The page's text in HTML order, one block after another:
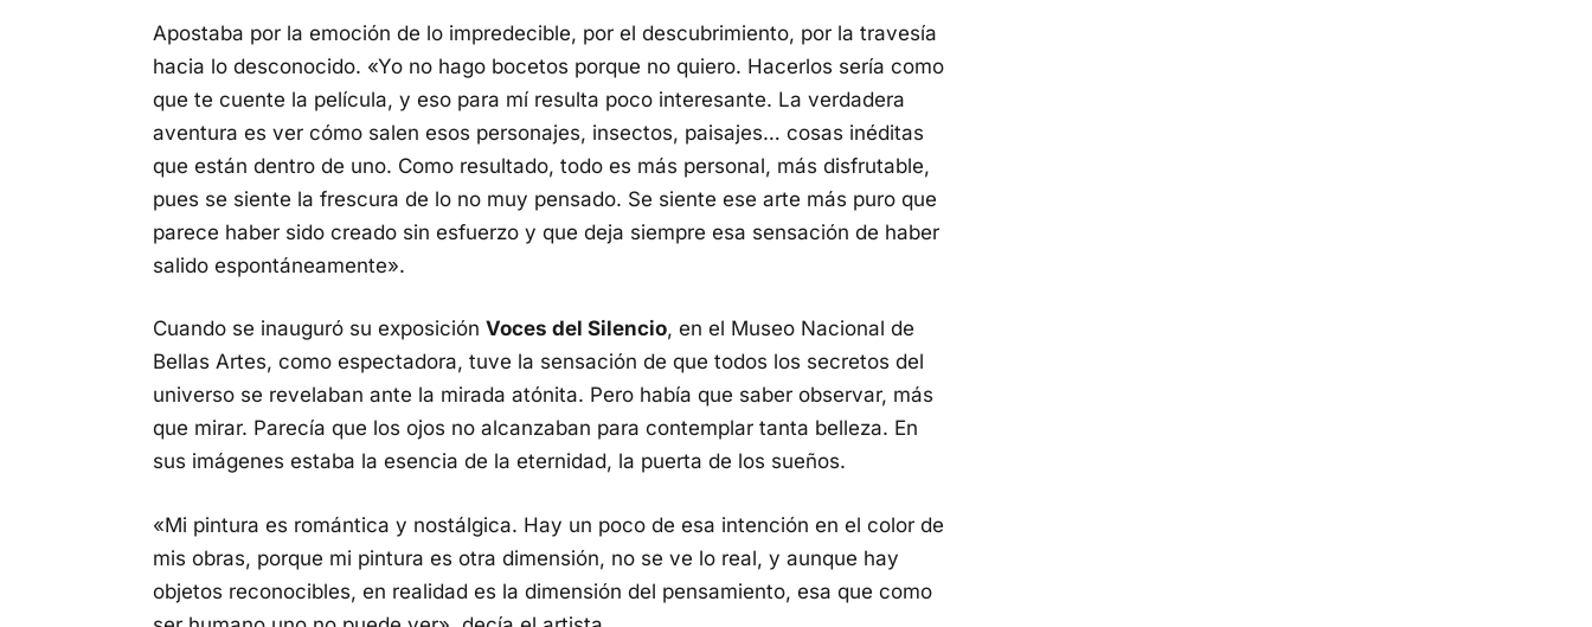
Apostaba por la emoción de lo impredecible, por el descubrimiento, por la travesía
hacia lo desconocido. «Yo no hago bocetos porque no quiero. Hacerlos sería como
que te cuente la película, y eso para mí resulta poco interesante. La verdadera
aventura es ver cómo salen esos personajes, insectos, paisajes… cosas inéditas
que están dentro de uno. Como resultado, todo es más personal, más disfrutable,
pues se siente la frescura de lo no muy pensado. Se siente ese arte más puro que
parece haber sido creado sin esfuerzo y que deja siempre esa sensación de haber
salido espontáneamente».
Cuando se inauguró su exposición Voces del Silencio, en el Museo Nacional de
Bellas Artes, como espectadora, tuve la sensación de que todos los secretos del
universo se revelaban ante la mirada atónita. Pero había que saber observar, más
que mirar. Parecía que los ojos no alcanzaban para contemplar tanta belleza. En
sus imágenes estaba la esencia de la eternidad, la puerta de los sueños.
«Mi pintura es romántica y nostálgica. Hay un poco de esa intención en el color de
mis obras, porque mi pintura es otra dimensión, no se ve lo real, y aunque hay
objetos reconocibles, en realidad es la dimensión del pensamiento, esa que como